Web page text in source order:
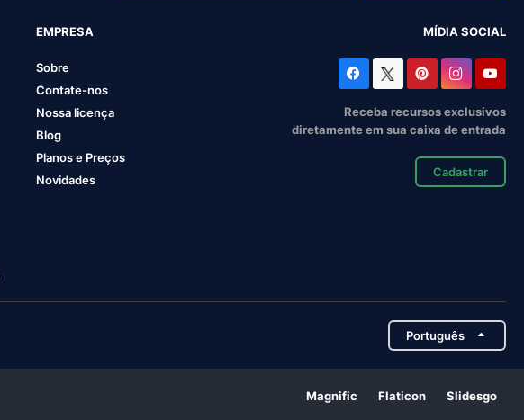
EMPRESA
Sobre
Contate-nos
Nossa licença
Blog
Planos e Preços
Novidades
MÍDIA SOCIAL
Receba recursos exclusivos
diretamente em sua caixa de entrada
Cadastrar
Português
Magnific Flaticon Slidesgo